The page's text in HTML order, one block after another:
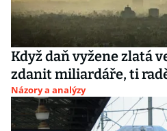
Když daň vyžene zlatá
zdanit miliardáře, ti
Názory a analýzy